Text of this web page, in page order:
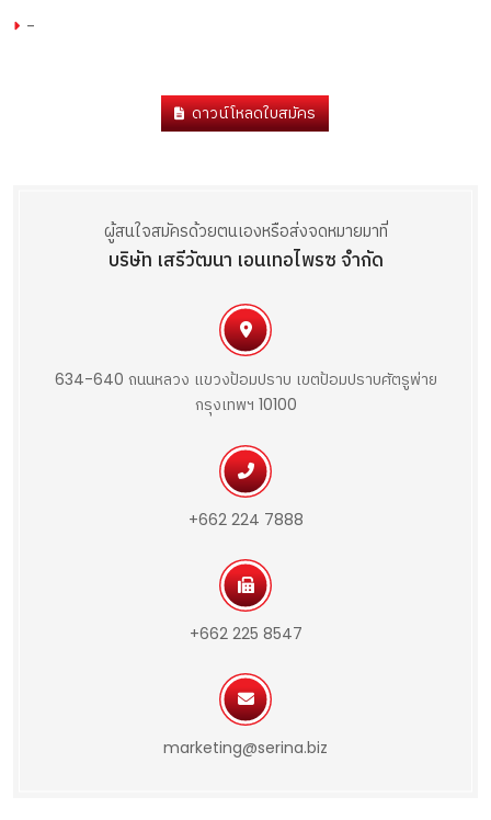
-
ดาวน์โหลดใบสมัคร
ผู้สนใจสมัครด้วยตนเองหรือส่งจดหมายมาที่
บริษัท เสรีวัฒนา เอนเทอไพรซ จำกัด
634-640 ถนนหลวง แขวงป้อมปราบ เขตป้อมปราบศัตรูพ่าย
กรุงเทพฯ 10100
+662 224 7888
+662 225 8547
marketing@serina.biz